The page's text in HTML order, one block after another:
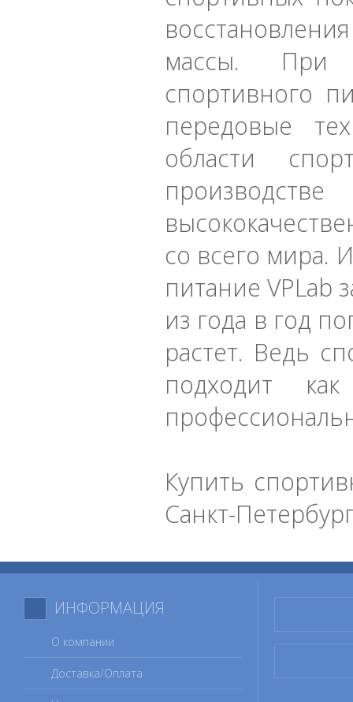
массы. При
спортивного
передовые
области
со всего мира.
питание VPLab
из года в год
растет. Ведь
подходит
Купить
Санкт-
ИНФОРМАЦИЯ
О компании
Доставка/Оплата